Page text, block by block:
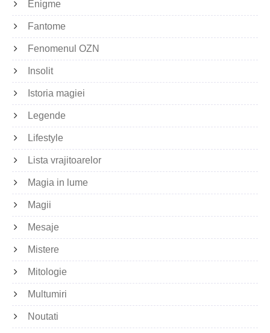
Enigme
Fantome
Fenomenul OZN
Insolit
Istoria magiei
Legende
Lifestyle
Lista vrajitoarelor
Magia in lume
Magii
Mesaje
Mistere
Mitologie
Multumiri
Noutati